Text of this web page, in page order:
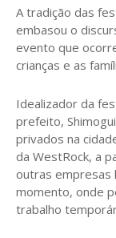
A tradição das
embasou o
evento que
crianças e as
Idealizador da
prefeito,
privados na
da WestRock, a
outras empresas
momento, onde
trabalho